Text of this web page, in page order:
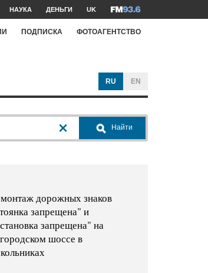
НАУКА ДЕНЬГИ UK
ПОДПИСКА ФОТОАГЕНТСТВО
RU EN
Найти
дорожных знаков
запрещена" и
запрещена" на
шоссе в